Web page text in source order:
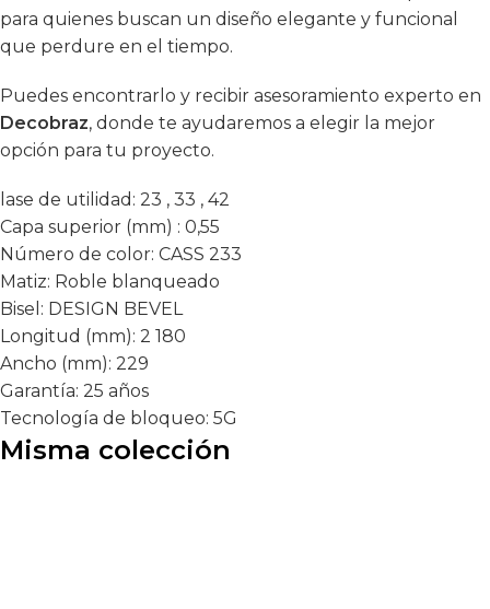
para quienes buscan un diseño elegante y funcional
que perdure en el tiempo.
Puedes encontrarlo y recibir asesoramiento experto en
Decobraz, donde te ayudaremos a elegir la mejor
opción para tu proyecto.
lase de utilidad: 23 , 33 , 42
Capa superior (mm) : 0,55
Número de color: CASS 233
Matiz: Roble blanqueado
Bisel: DESIGN BEVEL
Longitud (mm): 2 180
Ancho (mm): 229
Garantía: 25 años
Tecnología de bloqueo: 5G
Misma colección